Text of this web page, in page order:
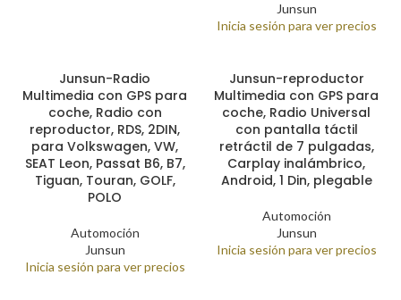
Junsun
Inicia sesión para ver precios
Junsun-Radio
Multimedia con GPS para
coche, Radio con
reproductor, RDS, 2DIN,
para Volkswagen, VW,
SEAT Leon, Passat B6, B7,
Tiguan, Touran, GOLF,
POLO
Automoción
Junsun
Inicia sesión para ver precios
Junsun-reproductor
Multimedia con GPS para
coche, Radio Universal
con pantalla táctil
retráctil de 7 pulgadas,
Carplay inalámbrico,
Android, 1 Din, plegable
Automoción
Junsun
Inicia sesión para ver precios